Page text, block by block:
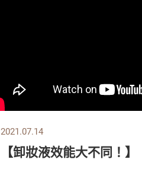
2021.07.14
【卸妝液效能大不同！】